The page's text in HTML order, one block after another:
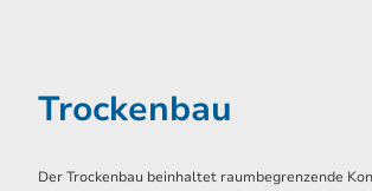
Trockenbau
Der Trockenbau beinhaltet raumbegrenzende